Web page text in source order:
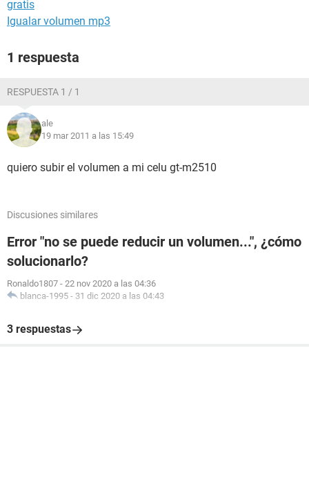
gratis
Igualar volumen mp3
1 respuesta
RESPUESTA 1 / 1
ale
19 mar 2011 a las 15:49
quiero subir el volumen a mi celu gt-m2510
Discusiones similares
Error "no se puede reducir un volumen...", ¿cómo
solucionarlo?
Ronaldo1807 - 22 nov 2020 a las 04:36
blanca-1995 - 31 dic 2020 a las 04:43
3 respuestas